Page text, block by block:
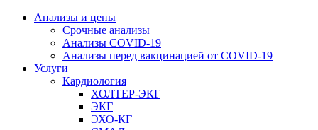
Анализы и цены
Срочные анализы
Анализы COVID-19
Анализы перед вакцинацией от COVID-19
Услуги
Кардиология
ХОЛТЕР-ЭКГ
ЭКГ
ЭХО-КГ